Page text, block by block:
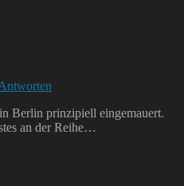
Berlin prinzipiell eingemauert.
an der Reihe…